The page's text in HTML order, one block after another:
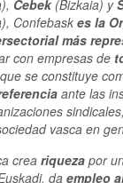
Cebek(Bizkaia) y
Confebaskes la
más
con empresas de
se constituye
ante las
vasca en
crea riqueza por
da empleo